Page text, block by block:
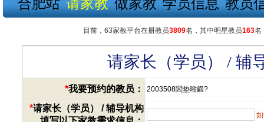
合肥站 请家教 做家教 学员信息 教员
目前，63家教平台在册教员3809名，其中明星教员163名
请家长（学员） / 辅
*我要预约的教员： 2003508閭垫暀鍛?
*请家长（学员） / 辅导机构